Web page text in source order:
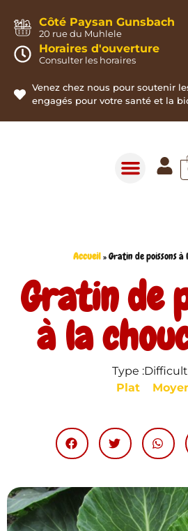
Côté Paysan Gunsbach
20 rue du Muhlele
Horaires d'ouverture
Consulter les horaires
Venez chez nous pour soutenir
engagés pour votre santé et la
Accueil»Gratin de poissons
Gratin de
à la
Type :
Plat